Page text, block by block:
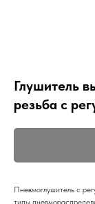
Глушитель
резьба с
Пневмоглушитель с
типы